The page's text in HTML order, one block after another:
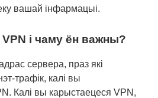
вашай інфармацыі.
і чаму ён важны?
сервера, праз які
трафік, калі вы
Калі вы карыстаецеся VPN,